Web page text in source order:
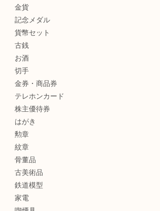
金貨
記念メダル
貨幣セット
古銭
お酒
切手
金券・商品券
テレホンカード
株主優待券
はがき
勲章
紋章
骨董品
古美術品
鉄道模型
家電